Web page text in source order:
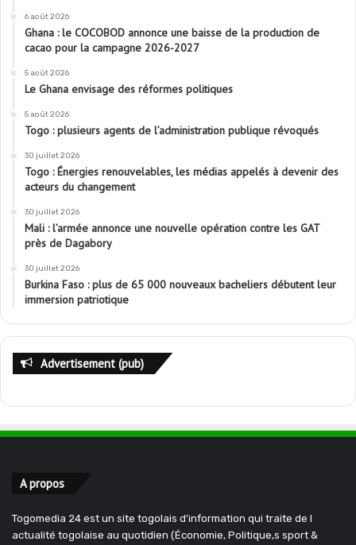
6 août 2026
Ghana : le COCOBOD annonce une baisse de la production de
cacao pour la campagne 2026-2027
5 août 2026
Le Ghana envisage des réformes politiques
5 août 2026
Togo : plusieurs agents de l’administration publique révoqués
30 juillet 2026
Togo : Énergies renouvelables, les médias appelés à devenir des
acteurs du changement
30 juillet 2026
Mali : l’armée annonce une nouvelle opération contre les GAT
près de Dagabory
30 juillet 2026
Burkina Faso : plus de 65 000 nouveaux bacheliers débutent leur
immersion patriotique
Advertisement (pub)
A propos
Togomedia 24 est un site togolais d'information qui traite de l
actualité togolaise au quotidien (Économie, Politique,s sport &